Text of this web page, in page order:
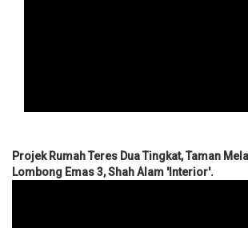
Projek Rumah Teres Dua Tingkat, Taman
Lombong Emas 3, Shah Alam 'Interior'.